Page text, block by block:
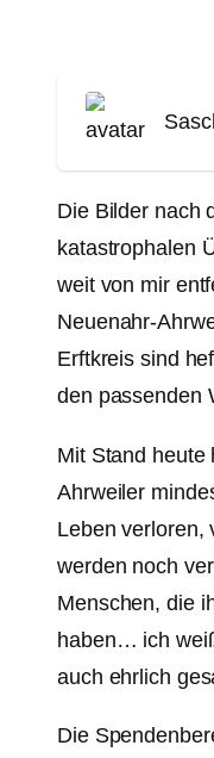
Die Bilder nach
katastrophalen
weit von mir
Neuenahr-
Erftkreis sind
den passenden
Mit Stand heute
Ahrweiler
Leben verloren,
werden noch
Menschen, die
haben… ich
auch ehrlich
Die